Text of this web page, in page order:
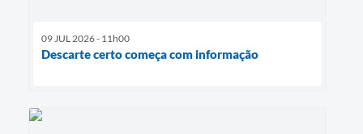
09 JUL 2026 - 11h00
Descarte certo começa com informação